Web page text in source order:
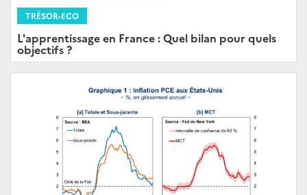
TRÉSOR-ECO
L'apprentissage en France : Quel bilan pour quels
objectifs ?